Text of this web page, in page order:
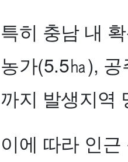
특히 충남 내
농가(5.5㏊),
까지 발생지역
이에 따라 인